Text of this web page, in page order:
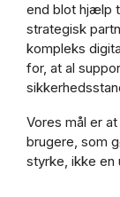
end blot hjælp
strategisk
kompleks
for, at al
Vores mål er
brugere, som
styrke, ikke en